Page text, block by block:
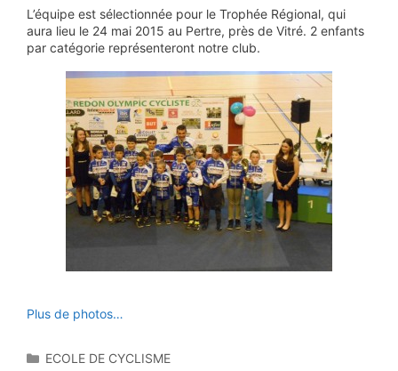
L’équipe est sélectionnée pour le Trophée Régional, qui
aura lieu le 24 mai 2015 au Pertre, près de Vitré. 2 enfants
par catégorie représenteront notre club.
Plus de photos…
Catégories
ECOLE DE CYCLISME